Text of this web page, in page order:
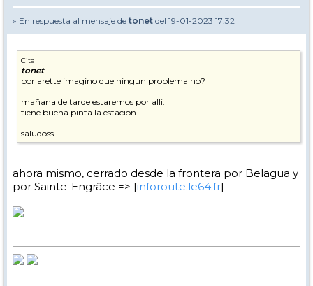
» En respuesta al mensaje de tonet del 19-01-2023 17:32
Cita
tonet
por arette imagino que ningun problema no?
mañana de tarde estaremos por alli.
tiene buena pinta la estacion
saludoss
ahora mismo, cerrado desde la frontera por Belagua y
por Sainte-Engrâce => [inforoute.le64.fr]